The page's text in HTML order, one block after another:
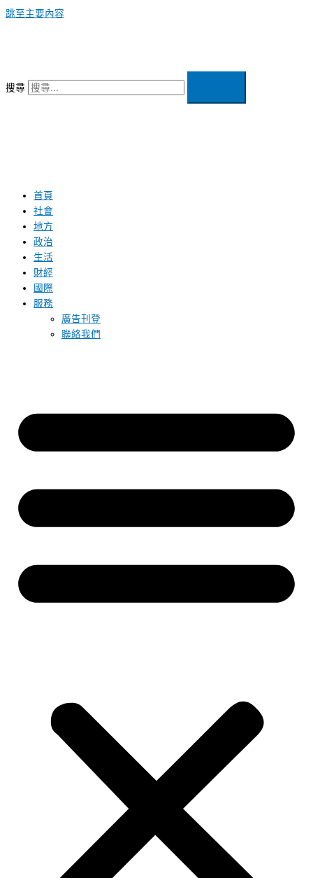
跳至主要內容
搜尋
首頁
社會
地方
政治
生活
財經
國際
服務
廣告刊登
聯絡我們